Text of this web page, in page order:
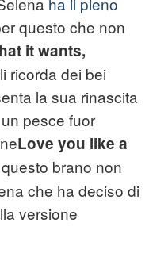
questo che non
it wants,
ricorda dei bei
la sua rinascita
pesce fuor
Love you like a
brano non
che ha deciso di
versione